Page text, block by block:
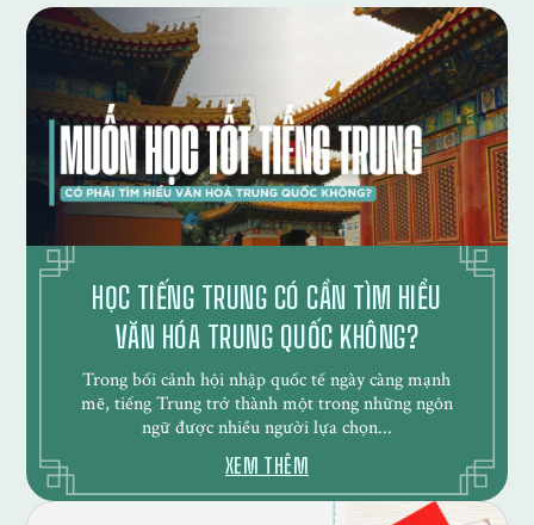
HỌC TIẾNG TRUNG CÓ CẦN TÌM HIỂU
VĂN HÓA TRUNG QUỐC KHÔNG?
Trong bối cảnh hội nhập quốc tế ngày càng mạnh
mẽ, tiếng Trung trở thành một trong những ngôn
ngữ được nhiều người lựa chọn...
XEM THÊM